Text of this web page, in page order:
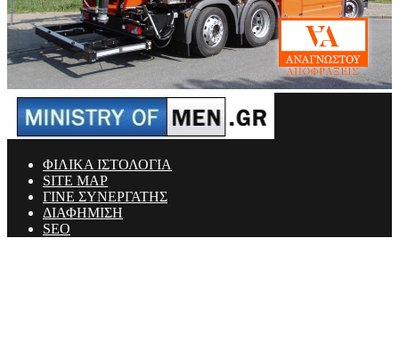
ΦΙΛΙΚΑ ΙΣΤΟΛΟΓΙΑ
SITE MAP
ΓΙΝΕ ΣΥΝΕΡΓΑΤΗΣ
ΔΙΑΦΗΜΙΣΗ
SEO